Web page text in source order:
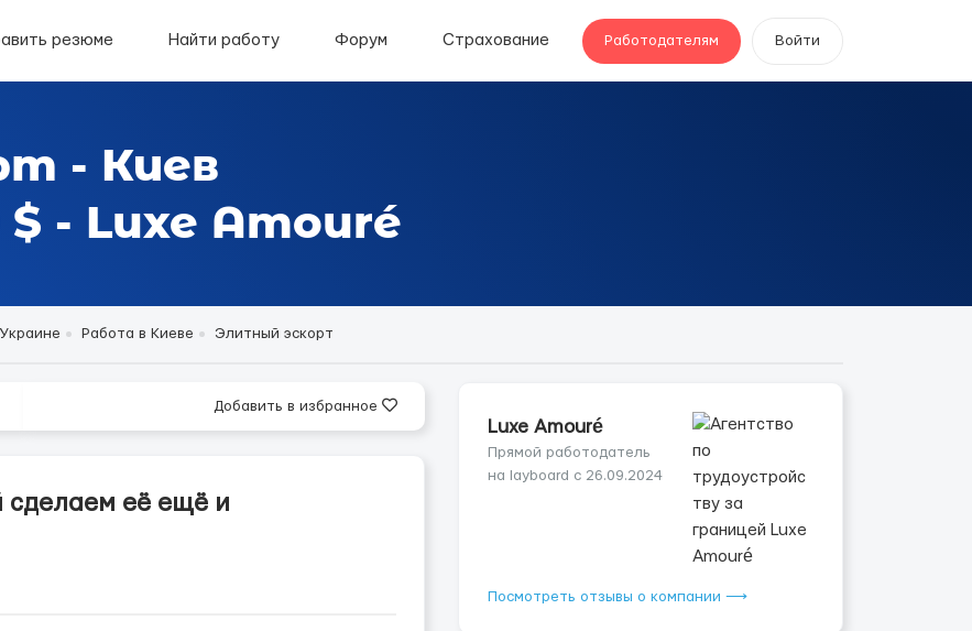
резюме Найти работу Форум Страхование Работодателям Войти
- Киев
- Luxe Amouré
Работа в Киеве Элитный эскорт
Добавить в избранное
сделаем её ещё и
Luxe Amouré
Прямой работодатель
на layboard с 26.09.2024
Посмотреть отзывы о компании ⟶